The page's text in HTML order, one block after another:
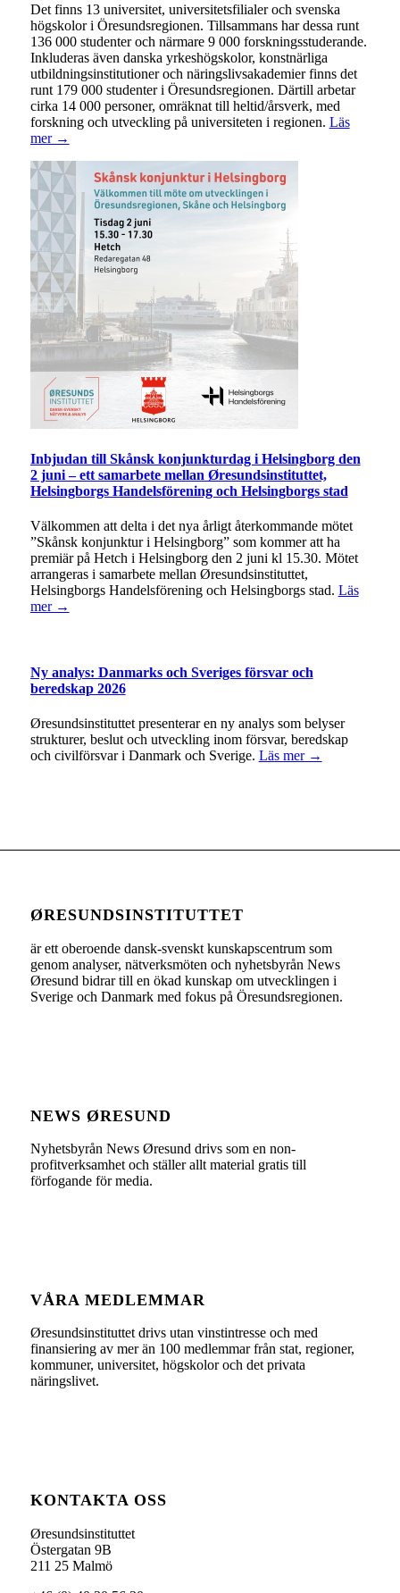
Det finns 13 universitet, universitetsfilialer och svenska
högskolor i Öresundsregionen. Tillsammans har dessa runt
136 000 studenter och närmare 9 000 forskningsstuderande.
Inkluderas även danska yrkeshögskolor, konstnärliga
utbildningsinstitutioner och näringslivsakademier finns det
runt 179 000 studenter i Öresundsregionen. Därtill arbetar
cirka 14 000 personer, omräknat till heltid/årsverk, med
forskning och utveckling på universiteten i regionen. Läs
mer →
Inbjudan till Skånsk konjunkturdag i Helsingborg den
2 juni – ett samarbete mellan Øresundsinstituttet,
Helsingborgs Handelsförening och Helsingborgs stad
Välkommen att delta i det nya årligt återkommande mötet
”Skånsk konjunktur i Helsingborg” som kommer att ha
premiär på Hetch i Helsingborg den 2 juni kl 15.30. Mötet
arrangeras i samarbete mellan Øresundsinstituttet,
Helsingborgs Handelsförening och Helsingborgs stad. Läs
mer →
Ny analys: Danmarks och Sveriges försvar och
beredskap 2026
Øresundsinstituttet presenterar en ny analys som belyser
strukturer, beslut och utveckling inom försvar, beredskap
och civilförsvar i Danmark och Sverige. Läs mer →
ØRESUNDSINSTITUTTET
är ett oberoende dansk-svenskt kunskapscentrum som
genom analyser, nätverksmöten och nyhetsbyrån News
Øresund bidrar till en ökad kunskap om utvecklingen i
Sverige och Danmark med fokus på Öresundsregionen.
NEWS ØRESUND
Nyhetsbyrån News Øresund drivs som en non-
profitverksamhet och ställer allt material gratis till
förfogande för media.
VÅRA MEDLEMMAR
Øresundsinstituttet drivs utan vinst­intresse och med
finansiering av mer än 100 medlemmar från stat, regioner,
kommuner, universitet, högskolor och det privata
näringslivet.
KONTAKTA OSS
Øresundsinstituttet
Östergatan 9B
211 25 Malmö